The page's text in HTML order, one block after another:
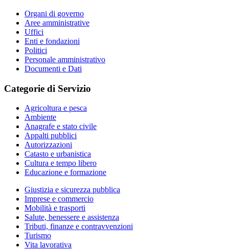
Organi di governo
Aree amministrative
Uffici
Enti e fondazioni
Politici
Personale amministrativo
Documenti e Dati
Categorie di Servizio
Agricoltura e pesca
Ambiente
Anagrafe e stato civile
Appalti pubblici
Autorizzazioni
Catasto e urbanistica
Cultura e tempo libero
Educazione e formazione
Giustizia e sicurezza pubblica
Imprese e commercio
Mobilità e trasporti
Salute, benessere e assistenza
Tributi, finanze e contravvenzioni
Turismo
Vita lavorativa